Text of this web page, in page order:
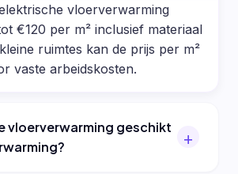
vloerverwarming
€120 per m² inclusief materiaal
ruimtes kan de prijs per m²
vaste arbeidskosten.
vloerverwarming geschikt